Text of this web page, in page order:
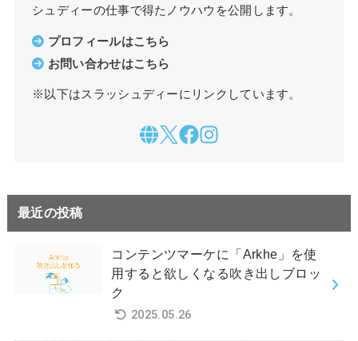
シュディーの仕事で得たノウハウを公開します。
プロフィールはこちら
お問い合わせはこちら
※以下はスラッシュディーにリンクしています。
最近の投稿
コンテンツマーケに「Arkhe」を使
用すると欲しくなる吹き出しブロッ
ク
2025.05.26